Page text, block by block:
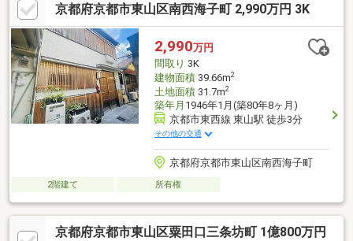
京都府京都市東山区南西海子町 2,990万円 3K
2,990万円
間取り 3K
建物面積39.66m2
土地面積31.7m2
築年月 1946年1月(築80年8ヶ月)
京都市東西線 東山駅 徒歩3分
その他の交通
京都府京都市東山区南西海子町
2階建て 所有権
京都府京都市東山区粟田口三条坊町 1億800万円